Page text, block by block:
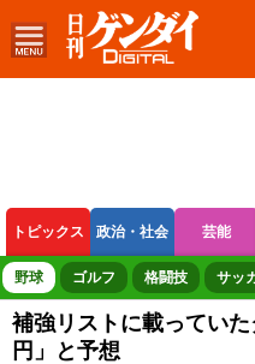
トピックス 政治・社会 芸能
ボートレース 競輪 オートレ
野球 ゴルフ 格闘技 サッ
補強リストに載ってい
円」と予想